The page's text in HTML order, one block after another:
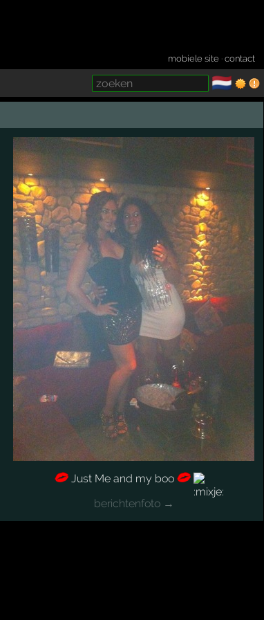
mobiele site ·contact
🇳🇱
Just Me and my boo
berichtenfoto →